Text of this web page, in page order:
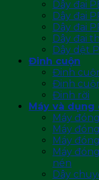
Dây đai
Dây đai
Dây đai
Dây đai
Dây dệt
Đinh cuộn
Đinh
Đinh
Đinh rời
Máy và
Máy
Máy
Máy
Máy
nén
Dây